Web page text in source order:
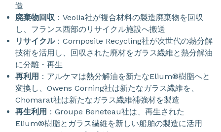
造
廃棄物回収 ：Veolia社が複合材料の製造廃棄物を回収
し、フランス西部のリサイクル施設へ搬送
リサイクル：Composite Recycling社が次世代の熱分解
技術を活用し、回収された廃材をガラス繊維と熱分解油
に分離・再生
再利用 ：アルケマは熱分解油を新たなElium®樹脂へと
変換し、Owens Corning社は新たなガラス繊維を、
Chomarat社は新たなガラス繊維補強材を製造
再生利用 ：Groupe Beneteau社は、再生された
Elium®樹脂とガラス繊維を新しい船舶の製造に活用